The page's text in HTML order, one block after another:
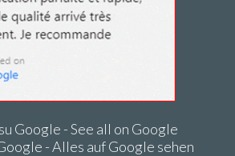
Google - See all on Google
- Alles auf Google sehen